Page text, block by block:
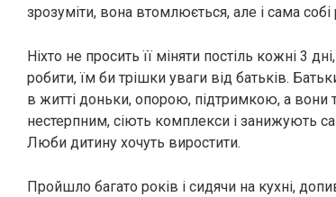
зрозуміти, вона втомлюється, але і сама
Ніхто не просить її міняти постіль кожні 3
робити, їм би трішки уваги від батьків.
в житті доньки, опорою, підтримкою, а вони
нестерпним, сіють комплекси і занижують
Люби дитину хочуть виростити.
Пройшло багато років і сидячи на кухні,